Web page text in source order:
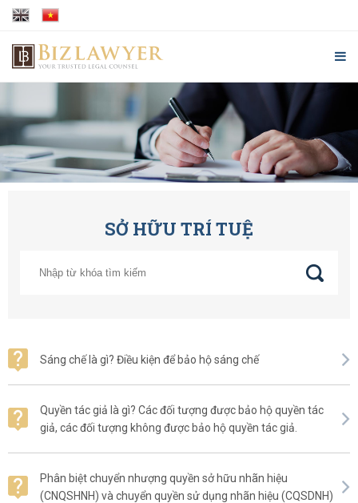
SỞ HỮU TRÍ TUỆ
Sáng chế là gì? Điều kiện để bảo hộ sáng chế
Quyền tác giả là gì? Các đối tượng được bảo hộ quyền tác
giả, các đối tượng không được bảo hộ quyền tác giả.
Phân biệt chuyển nhượng quyền sở hữu nhãn hiệu
(CNQSHNH) và chuyển quyền sử dụng nhãn hiệu (CQSDNH)